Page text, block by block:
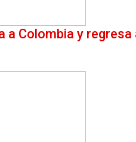
a Colombia y regresa